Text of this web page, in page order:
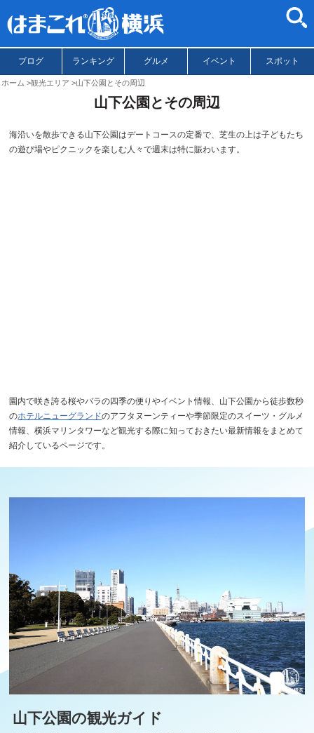
ブログ ランキング グルメ イベント スポット
ホーム 観光エリア 山下公園とその周辺
山下公園とその周辺
海沿いを散歩できる山下公園はデートコースの定番で、芝生の上は子どもたち
の遊び場やピクニックを楽しむ人々で週末は特に賑わいます。
園内で咲き誇る桜やバラの四季の便りやイベント情報、山下公園から徒歩数秒
のホテルニューグランドのアフタヌーンティーや季節限定のスイーツ・グルメ
情報、横浜マリンタワーなど観光する際に知っておきたい最新情報をまとめて
紹介しているページです。
山下公園の観光ガイド